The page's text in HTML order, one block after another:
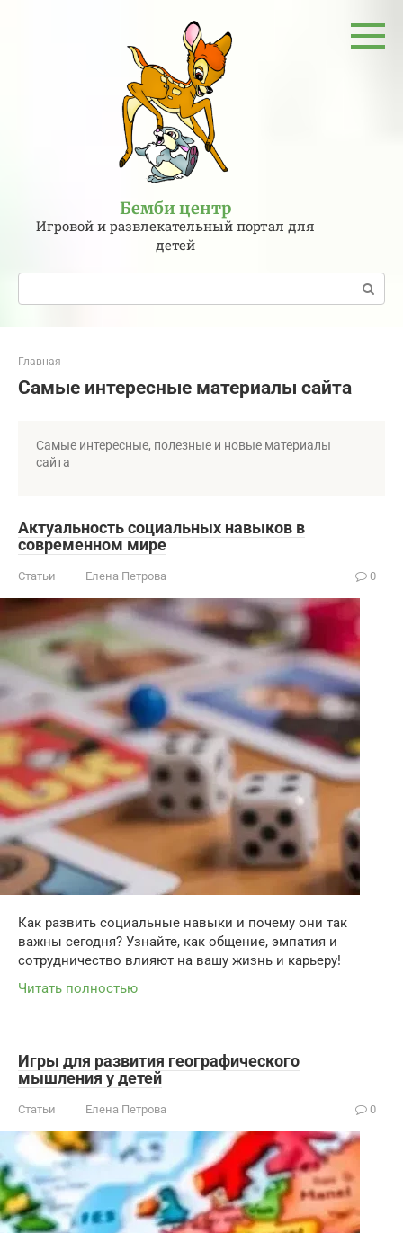
Бемби центр
Игровой и развлекательный портал для
детей
Поиск:
Главная
Самые интересные материалы сайта
Самые интересные, полезные и новые материалы
сайта
Актуальность социальных навыков в
современном мире
Статьи Елена Петрова 0
Как развить социальные навыки и почему они так
важны сегодня? Узнайте, как общение, эмпатия и
сотрудничество влияют на вашу жизнь и карьеру!
Читать полностью
Игры для развития географического
мышления у детей
Статьи Елена Петрова 0